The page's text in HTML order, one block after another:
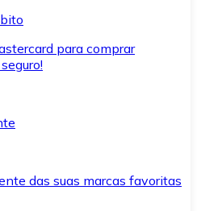
para comprar
das suas marcas favoritas